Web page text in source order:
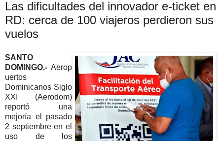
Las dificultades del innovador e-ticket en
RD: cerca de 100 viajeros perdieron sus
vuelos
SANTO
DOMINGO.- Aerop
uertos
Dominicanos Siglo
XXI (Aerodom)
reportó una
mejoría el pasado
2 septiembre en el
uso de los